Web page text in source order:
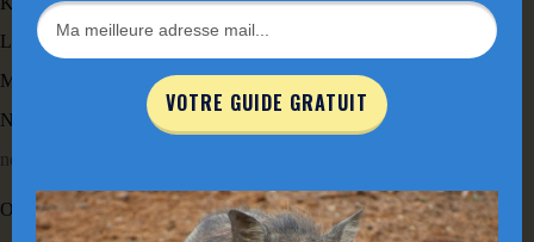
L
M
N
ndebele, Ndebele : langue et peuple d’Afrique du Sud.
O
VOTRE GUIDE GRATUIT